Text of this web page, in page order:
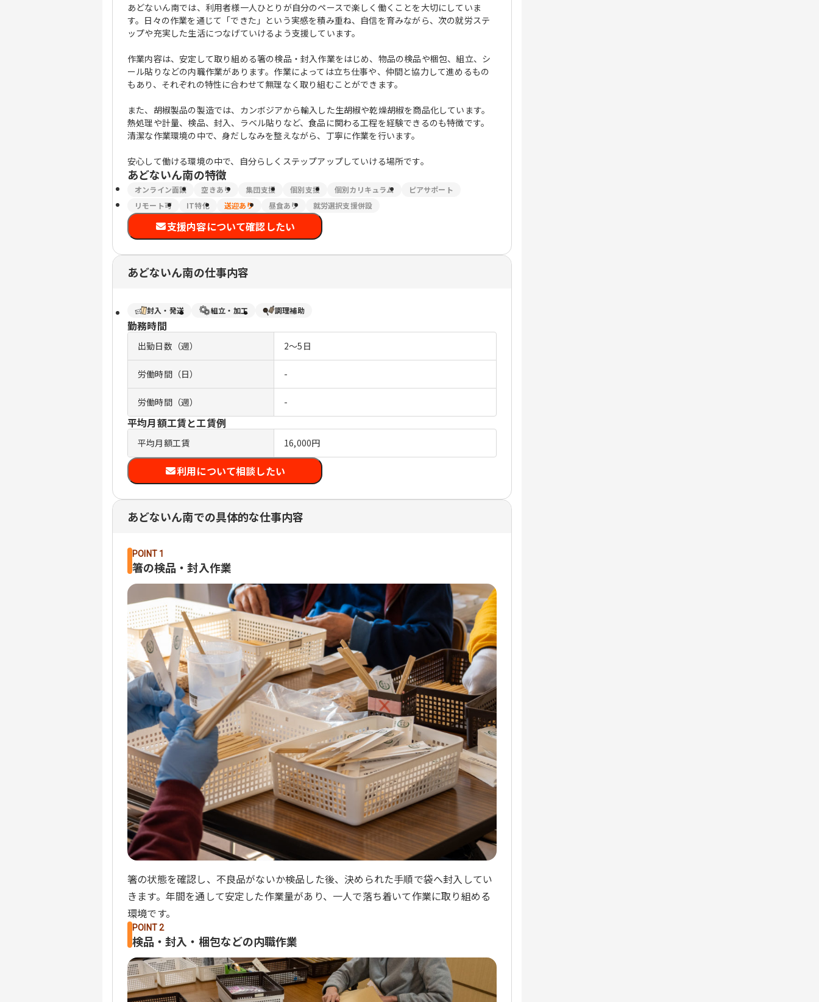
あどないん南では、利用者様一人ひとりが自分のペースで楽しく働くことを大切にしていま
す。日々の作業を通じて「できた」という実感を積み重ね、自信を育みながら、次の就労ステ
ップや充実した生活につなげていけるよう支援しています。
作業内容は、安定して取り組める箸の検品・封入作業をはじめ、物品の検品や梱包、組立、シ
ール貼りなどの内職作業があります。作業によっては立ち仕事や、仲間と協力して進めるもの
もあり、それぞれの特性に合わせて無理なく取り組むことができます。
また、胡椒製品の製造では、カンボジアから輸入した生胡椒や乾燥胡椒を商品化しています。
熱処理や計量、検品、封入、ラベル貼りなど、食品に関わる工程を経験できるのも特徴です。
清潔な作業環境の中で、身だしなみを整えながら、丁寧に作業を行います。
安心して働ける環境の中で、自分らしくステップアップしていける場所です。
あどないん南の特徴
オンライン面談 空きあり 集団支援 個別支援 個別カリキュラム
ピアサポート
リモート可
IT特化 送迎あり 昼食あり 就労選択支援併設
支援内容について確認したい
あどないん南の仕事内容
封入・発送 組立・加工 調理補助
勤務時間
出勤日数（週） 2～5日
労働時間（日） -
労働時間（週） -
平均月額工賃と工賃例
平均月額工賃 16,000円
利用について相談したい
あどないん南での具体的な仕事内容
POINT 1
箸の検品・封入作業
箸の状態を確認し、不良品がないか検品した後、決められた手順で袋へ封入してい
きます。年間を通して安定した作業量があり、一人で落ち着いて作業に取り組める
環境です。
POINT 2
検品・封入・梱包などの内職作業